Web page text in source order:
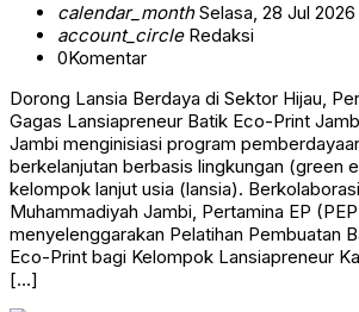
calendar_monthSelasa, 28 Jul 2026
account_circleRedaksi
0Komentar
Dorong Lansia Berdaya di Sektor Hijau,
Gagas Lansiapreneur Batik Eco-Print
Jambi menginisiasi program
berkelanjutan berbasis lingkungan (green
kelompok lanjut usia (lansia).
Muhammadiyah Jambi, Pertamina EP
menyelenggarakan Pelatihan Pembuatan
Eco-Print bagi Kelompok Lansiapreneur
[…]